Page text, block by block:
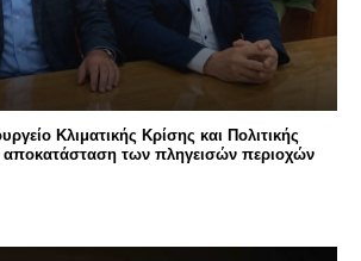
Κλιματικής Κρίσης και Πολιτικής
αποκατάσταση των πληγεισών περιοχών